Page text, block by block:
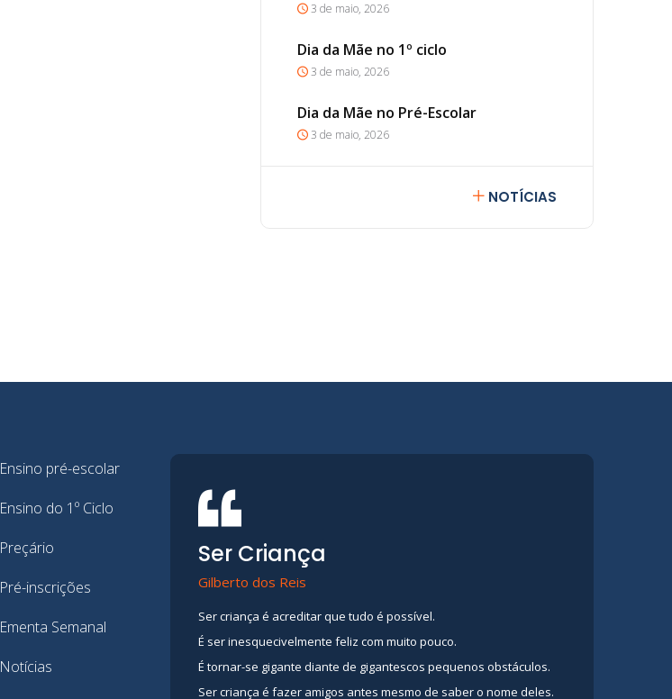
3 de maio, 2026
Dia da Mãe no 1º ciclo
3 de maio, 2026
Dia da Mãe no Pré-Escolar
3 de maio, 2026
NOTÍCIAS
Ensino pré-escolar
Ensino do 1º Ciclo
Preçário
Pré-inscrições
Ementa Semanal
Notícias
Ser Criança
Gilberto dos Reis
Ser criança é acreditar que tudo é possível.
É ser inesquecivelmente feliz com muito pouco.
É tornar-se gigante diante de gigantescos pequenos obstáculos.
Ser criança é fazer amigos antes mesmo de saber o nome deles.